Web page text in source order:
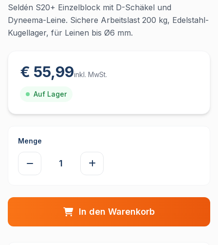
Seldén S20+ Einzelblock mit D-Schäkel und
Dyneema-Leine. Sichere Arbeitslast 200 kg, Edelstahl-
Kugellager, für Leinen bis Ø6 mm.
€ 55,99inkl. MwSt.
Auf Lager
Menge
In den Warenkorb